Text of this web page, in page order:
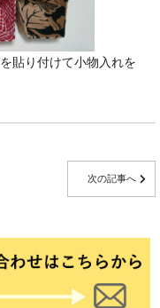
貼り付けて小物入れを
次の記事へ